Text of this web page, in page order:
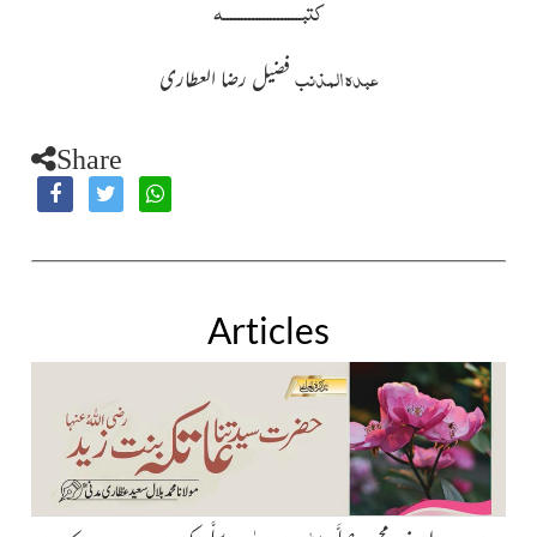
کتبــــــــــــــــــــــہ
عبدہ المذنبفضیل رضا العطاری
Share
Articles